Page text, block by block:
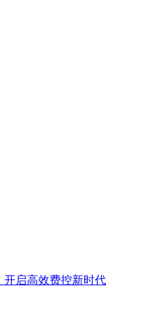
开启高效费控新时代